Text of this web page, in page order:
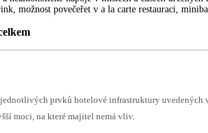
možnost povečeřet v a la carte restauraci,
prvků hotelové infrastruktury uvedených
moci, na které majitel nemá vliv.